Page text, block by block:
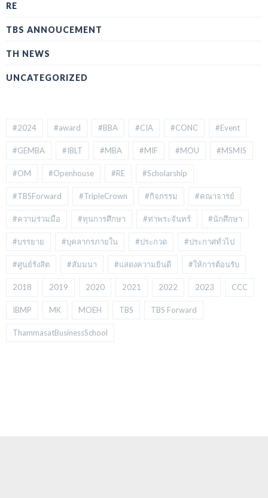
RE
TBS ANNOUCEMENT
TH NEWS
UNCATEGORIZED
#2024 #award #BBA #CIA #CONC #Event
#GEMBA #IBLT #MBA #MIF #MOU #MSMIS
#OM #Openhouse #RE #Scholarship
#TBSForward #TripleCrown #กิจกรรม #คณาจารย์
#ความร่วมมือ #ทุนการศึกษา #ท่าพระจันทร์ #นักศึกษา
#บรรยาย #บุคลากรภายใน #ประกวด #ประกาศทั่วไป
#ศูนย์รังสิต #สัมมนา #แสดงความยินดี #ให้การต้อนรับ
2018 2019 2020 2021 2022 2023 CCC
IBMP MK MOEH TBS TBS Forward
ThammasatBusinessSchool